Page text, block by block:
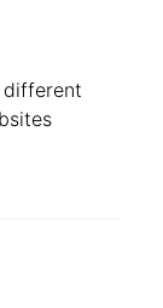
different